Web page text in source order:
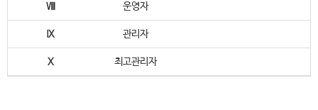
Ⅷ 운영자
Ⅸ 관리자
Ⅹ 최고관리자